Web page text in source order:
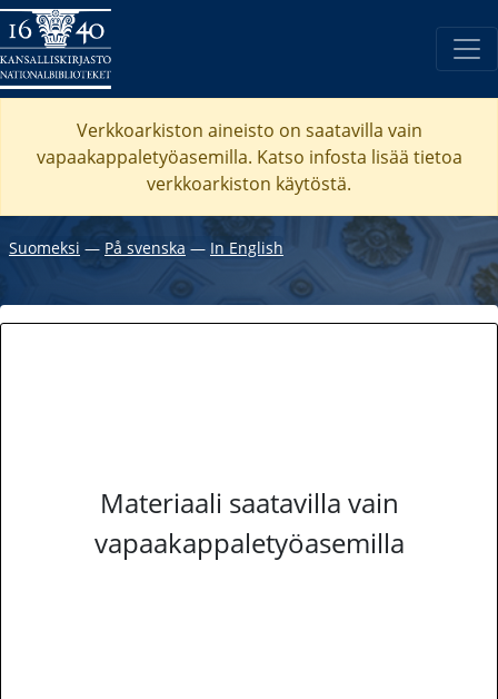
Verkkoarkiston aineisto on saatavilla vain
vapaakappaletyöasemilla. Katso infosta lisää tietoa
verkkoarkiston käytöstä.
Suomeksi ― På svenska ― In English
Materiaali saatavilla vain
vapaakappaletyöasemilla